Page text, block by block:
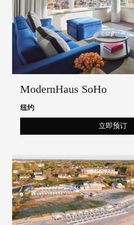
ModernHaus SoHo
纽约
立即预订